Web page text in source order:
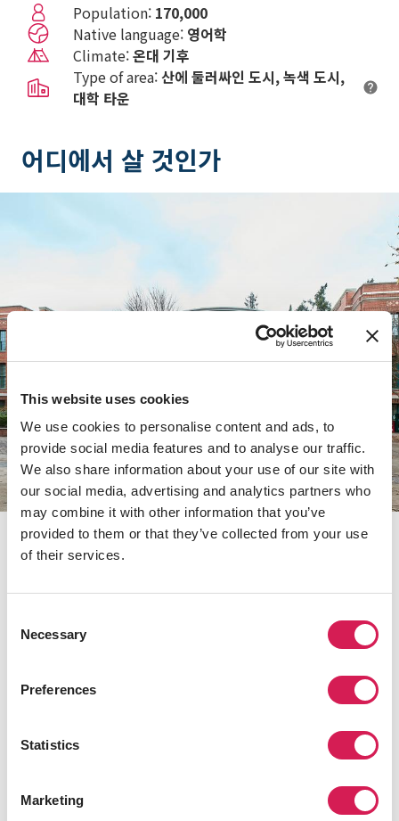
This website uses cookies
We use cookies to personalise content and ads, to
provide social media features and to analyse our traffic.
We also share information about your use of our site with
our social media, advertising and analytics partners who
may combine it with other information that you’ve
provided to them or that they’ve collected from your use
of their services.
Selection
Necessary
Preferences
Statistics
Marketing
Population: 170,000
Native language: 영어학
Climate:온대 기후
Type of area: 산에 둘러싸인 도시 녹색 도시
대학 타운
어디에서 살 것인가
play
오리건 대학
활기 넘치는 지적인 호기심"을 가지고 있습니다. 또한 오리건
대학은 다름을 기뻐하고 특별한 경험을 함께할수 있는 활기찬
창립부터 커뮤니티는 학교의 중심에 있었고, 다양한 분야에서
의 승자들과 리더를 모아 서로에게서 새로운 것들을 배우고 그
들의 미래를 더욱 밝게 만들었습니다.